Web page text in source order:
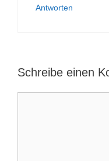
Antworten
Schreibe einen